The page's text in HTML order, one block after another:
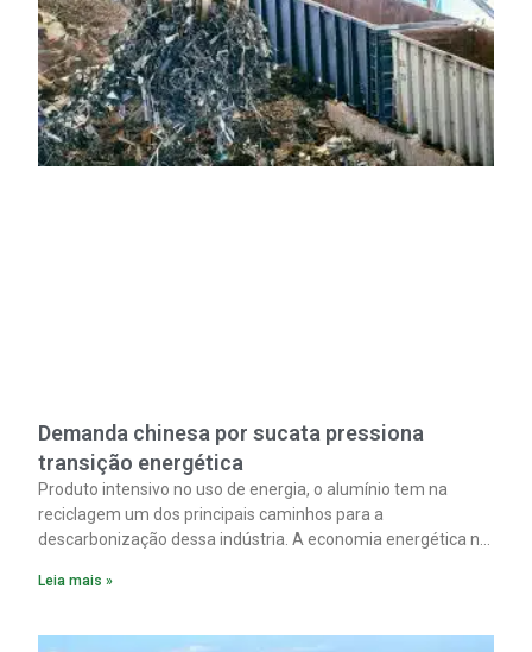
Demanda chinesa por sucata pressiona
transição energética
Produto intensivo no uso de energia, o alumínio tem na
reciclagem um dos principais caminhos para a
descarbonização dessa indústria. A economia energética na
material. A produção de um alumínio mais limpo, no entanto,
insumo, a sucata, devido, sobretudo, ao interesse chinês
Leia mais »